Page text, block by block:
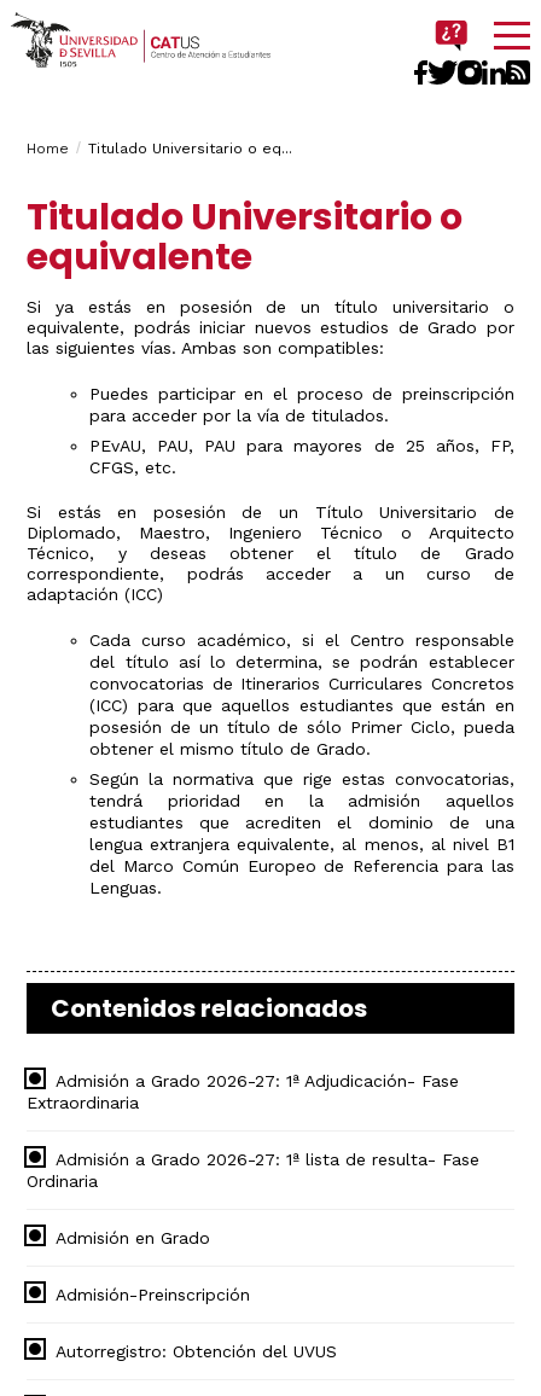
Imagen
Breadcrumbs
You
here:
Home Titulado Universitario o eq...
Titulado Universitario o
equivalente
Si ya estás en posesión de un título universitario o
equivalente, podrás iniciar nuevos estudios de Grado por
las siguientes vías. Ambas son compatibles:
Puedes participar en el proceso de preinscripción
para acceder por la vía de titulados.
PEvAU, PAU, PAU para mayores de 25 años, FP,
CFGS, etc.
Si estás en posesión de un Título Universitario de
Diplomado, Maestro, Ingeniero Técnico o Arquitecto
Técnico, y deseas obtener el título de Grado
correspondiente, podrás acceder a un curso de
adaptación (ICC)
Cada curso académico, si el Centro responsable
del título así lo determina, se podrán establecer
convocatorias de Itinerarios Curriculares Concretos
(ICC) para que aquellos estudiantes que están en
posesión de un título de sólo Primer Ciclo, pueda
obtener el mismo título de Grado.
Según la normativa que rige estas convocatorias,
tendrá prioridad en la admisión aquellos
estudiantes que acrediten el dominio de una
lengua extranjera equivalente, al menos, al nivel B1
del Marco Común Europeo de Referencia para las
Lenguas.
Contenidos relacionados
Admisión a Grado 2026-27: 1ª Adjudicación- Fase
Extraordinaria
Admisión a Grado 2026-27: 1ª lista de resulta- Fase
Ordinaria
Admisión en Grado
Admisión-Preinscripción
Autorregistro: Obtención del UVUS